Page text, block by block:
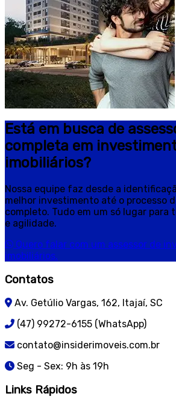
Está em busca de
completa em
imobiliários?
Nossa equipe faz desde a
melhor investimento até o processo
completo. Tudo em um só lugar para
e agilidade.
Quero falar com um assessor de
imobiliários.
Contatos
Av. Getúlio Vargas, 162, Itajaí, SC
(47) 99272-6155 (WhatsApp)
contato@insiderimoveis.com.br
Seg - Sex: 9h às 19h
Links Rápidos